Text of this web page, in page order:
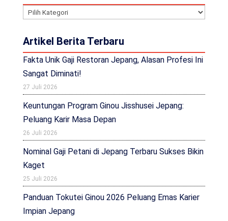
Kategori
Artikel Berita Terbaru
Fakta Unik Gaji Restoran Jepang, Alasan Profesi Ini
Sangat Diminati!
27 Juli 2026
Keuntungan Program Ginou Jisshusei Jepang:
Peluang Karir Masa Depan
26 Juli 2026
Nominal Gaji Petani di Jepang Terbaru Sukses Bikin
Kaget
25 Juli 2026
Panduan Tokutei Ginou 2026 Peluang Emas Karier
Impian Jepang